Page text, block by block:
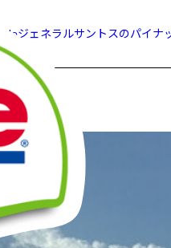
Doleジェネラルサントスのパイ